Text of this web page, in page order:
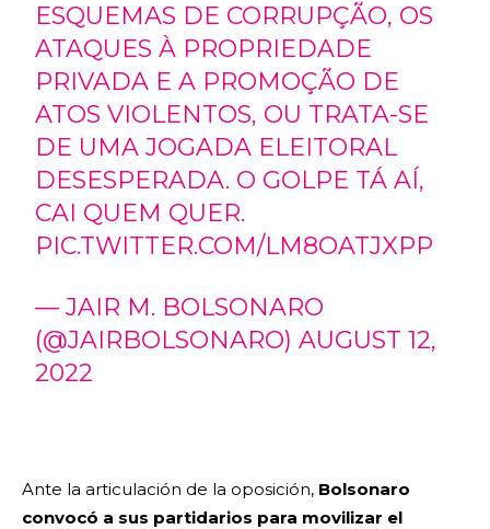
ESQUEMAS DE CORRUPÇÃO, OS
ATAQUES À PROPRIEDADE
PRIVADA E A PROMOÇÃO DE
ATOS VIOLENTOS, OU TRATA-SE
DE UMA JOGADA ELEITORAL
DESESPERADA. O GOLPE TÁ AÍ,
CAI QUEM QUER.
PIC.TWITTER.COM/LM8OATJXPP
— JAIR M. BOLSONARO
(@JAIRBOLSONARO)AUGUST 12,
2022
Ante la articulación de la oposición, Bolsonaro
convocó a sus partidarios para movilizar el